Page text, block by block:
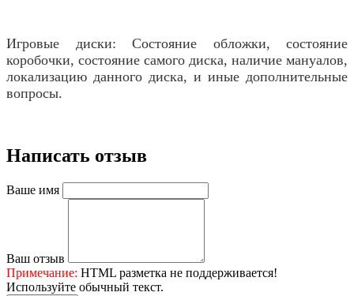
Игровые диски: Состояние обложки, состояние
коробочки, состояние самого диска, наличие мануалов,
локализацию данного диска, и иные дополнительные
вопросы.
Написать отзыв
Ваше имя
Ваш отзыв
Примечание: HTML разметка не поддерживается!
Используйте обычный текст.